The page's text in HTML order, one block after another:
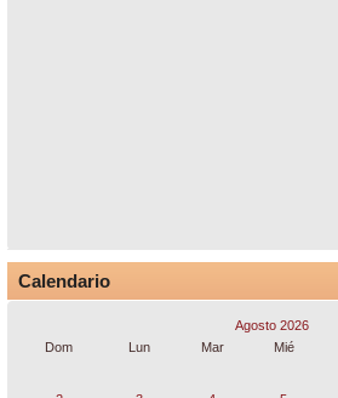
Calendario
Agosto 2026
Dom
Lun Mar Mié